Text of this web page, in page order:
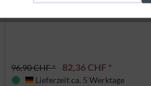
Volle Dunkelheit bei vollem Luftstrom
96,90 CHF * 82,36 CHF *
Deutschland
Lieferzeit ca. 5 Werktage